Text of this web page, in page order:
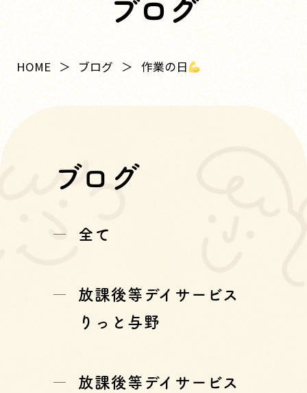
ブログ
HOME ブログ 作業の日
ブログ
全て
放課後等デイサービス
りっと与野
放課後等デイサービス